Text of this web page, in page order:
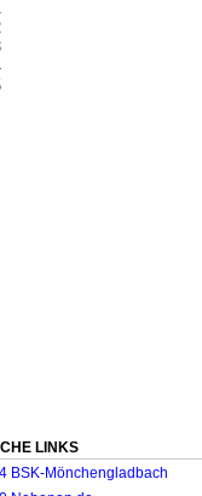
LINKS